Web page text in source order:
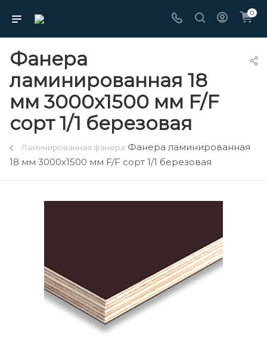
0
Фанера
ламинированная 18
мм 3000х1500 мм F/F
сорт 1/1 березовая
Ламинированная фанера Фанера ламинированная
18 мм 3000х1500 мм F/F сорт 1/1 березовая